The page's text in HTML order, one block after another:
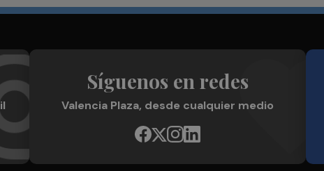
Síguenos en redes
Valencia Plaza, desde cualquier medio